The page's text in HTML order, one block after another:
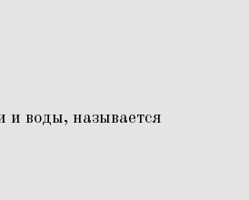
и воды, называется